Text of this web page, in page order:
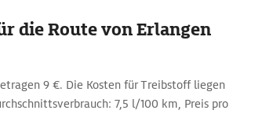
die Route von Erlangen
9 €. Die Kosten für Treibstoff liegen
7,5 l/100 km, Preis pro